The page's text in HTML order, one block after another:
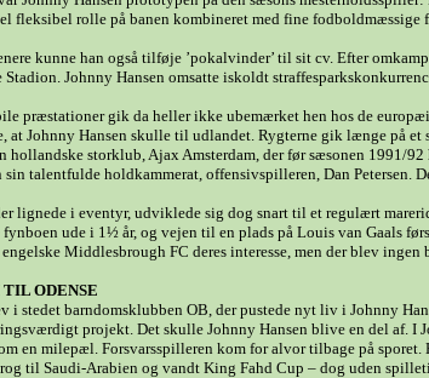
fleksibel rolle på banen kombineret med fine fodboldmæssige
kunne han også tilføje ’pokalvinder’ til sit cv. Efter
Stadion. Johnny Hansen omsatte iskoldt
præstationer gik da heller ikke ubemærket hen hos de
at Johnny Hansen skulle til udlandet. Rygterne gik længe på
hollandske storklub, Ajax Amsterdam, der før sæsonen 1991/
sin talentfulde holdkammerat, offensivspilleren, Dan Petersen.
lignede i eventyr, udviklede sig dog snart til et regulært
ude i 1½ år, og vejen til en plads på Louis van Gaals
Middlesbrough FC deres interesse, men der blev ingen
ODENSE
i stedet barndomsklubben OB, der pustede nyt liv i Johnny
projekt. Det skulle Johnny Hansen blive en del af. I
en milepæl. Forsvarsspilleren kom for alvor tilbage på
til Saudi-Arabien og vandt King Fahd Cup – dog uden